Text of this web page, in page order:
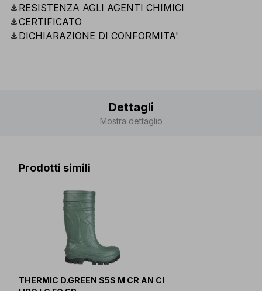
download RESISTENZA AGLI AGENTI CHIMICI
downloadCERTIFICATO
download DICHIARAZIONE DI CONFORMITA'
Dettagli
Mostra dettaglio
Prodotti simili
THERMIC D.GREEN S5S M CR AN CI